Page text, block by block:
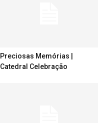
Preciosas Memórias |
Catedral Celebração